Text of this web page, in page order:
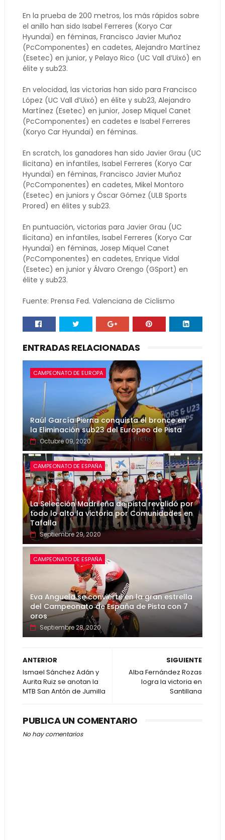
En la prueba de 200 metros, los más rápidos sobre
el anillo han sido Isabel Ferreres (Koryo Car
Hyundai) en féminas, Francisco Javier Muñoz
(PcComponentes) en cadetes, Alejandro Martínez
(Esetec) en junior, y Pelayo Rico (UC Vall d’Uixó) en
élite y sub23.
En velocidad, las victorias han sido para Francisco
López (UC Vall d’Uixó) en élite y sub23, Alejandro
Martínez (Esetec) en junior, Josep Miquel Canet
(PcComponentes) en cadetes e Isabel Ferreres
(Koryo Car Hyundai) en féminas.
En scratch, los ganadores han sido Javier Grau (UC
Ilicitana) en infantiles, Isabel Ferreres (Koryo Car
Hyundai) en féminas, Francisco Javier Muñoz
(PcComponentes) en cadetes, Mikel Montoro
(Esetec) en juniors y Óscar Gómez (ULB Sports
Prored) en élites y sub23.
En puntuación, victorias para Javier Grau (UC
Ilicitana) en infantiles, Isabel Ferreres (Koryo Car
Hyundai) en féminas, Josep Miquel Canet
(PcComponentes) en cadetes, Enrique Vidal
(Esetec) en junior y Álvaro Orengo (GSport) en
élite y sub23.
Fuente: Prensa Fed. Valenciana de Ciclismo
ENTRADAS RELACIONADAS
CAMPEONATO DE EUROPA
Raúl García Pierna conquista el bronce en
la Eliminación sub23 del Europeo de Pista
Octubre 09, 2020
CAMPEONATO DE ESPAÑA
La Selección Madrileña de pista revalidó por
todo lo alto la victoria por Comunidades en
Tafalla
Septiembre 29, 2020
CAMPEONATO DE ESPAÑA
Eva Anguela se convierte en la gran estrella
del Campeonato de España de Pista con 7
oros
Septiembre 28, 2020
SIGUIENTE
Alba Fernández Rozas
logra la victoria en
Santillana
ANTERIOR
Ismael Sánchez Adán y
Aurita Ruiz se anotan la
MTB San Antón de Jumilla
PUBLICA UN COMENTARIO
No hay comentarios